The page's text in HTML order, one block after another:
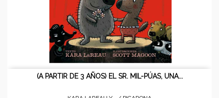
(A PARTIR DE 3 AÑOS) EL SR. MIL-PÚAS, UNA...